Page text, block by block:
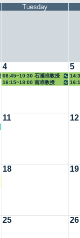
Tuesday
4
08:45~10:30 石瀬准教授
16:15~18:00 南准教授
5
11 12
18 19
25 26